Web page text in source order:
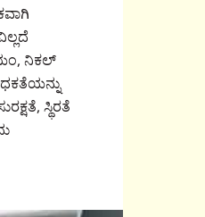
ನಿಕಲ್
ಸ್ಥಿರತೆ